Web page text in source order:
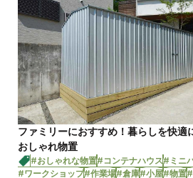
ファミリーにおすすめ！暮らしを快適
おしゃれ物置
#おしゃれな物置#コンテナハウス#ミニ
#ワークショップ#作業場#倉庫#小屋#物置